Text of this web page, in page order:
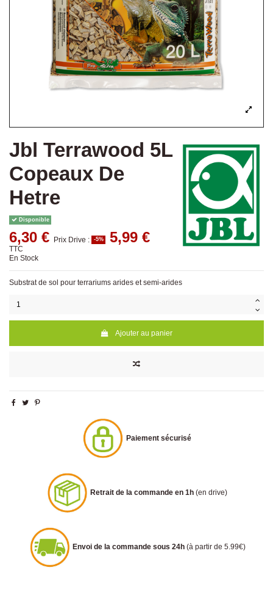
Jbl Terrawood 5L
Copeaux De
Hetre
Disponible
6,30 € Prix Drive : -5% 5,99 €
TTC
En Stock
Substrat de sol pour terrariums arides et semi-arides
Ajouter au panier
Paiement sécurisé
Retrait de la commande en 1h (en drive)
Envoi de la commande sous 24h (à partir de 5.99€)